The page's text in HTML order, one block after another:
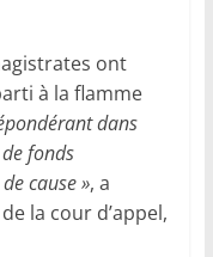
ont
à la flamme
dans
fonds
cause », a
la cour d’appel,